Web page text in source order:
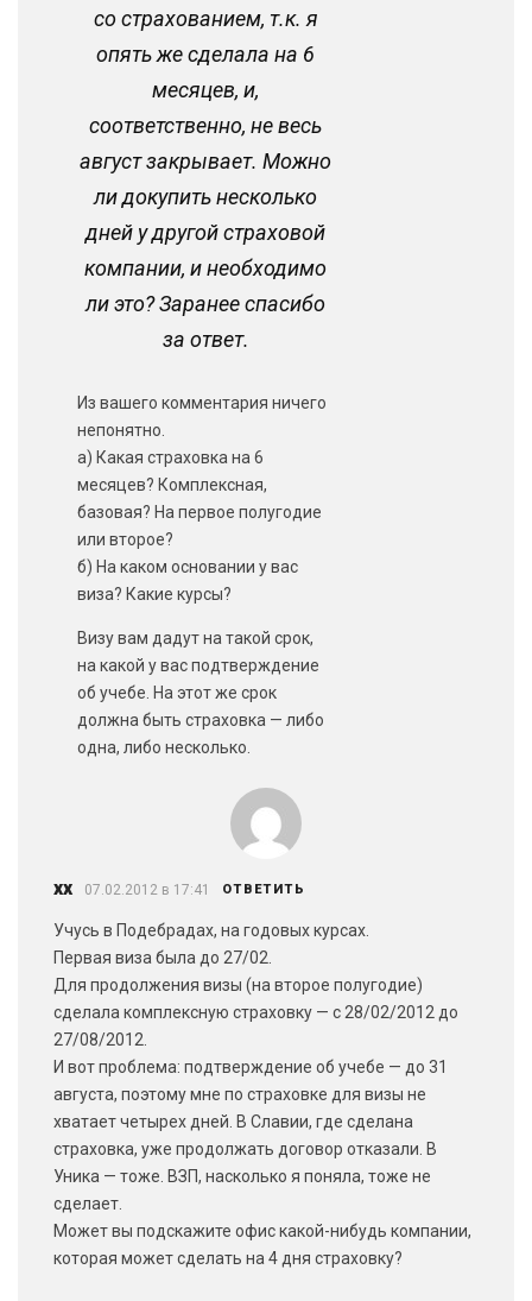
со страхованием, т.к. я
опять же сделала на 6
месяцев, и,
соответственно, не весь
август закрывает. Можно
ли докупить несколько
дней у другой страховой
компании, и необходимо
ли это? Заранее спасибо
за ответ.
Из вашего комментария ничего
непонятно.
а) Какая страховка на 6
месяцев? Комплексная,
базовая? На первое полугодие
или второе?
б) На каком основании у вас
виза? Какие курсы?
Визу вам дадут на такой срок,
на какой у вас подтверждение
об учебе. На этот же срок
должна быть страховка — либо
одна, либо несколько.
xx 07.02.2012 в 17:41 ОТВЕТИТЬ
Учусь в Подебрадах, на годовых курсах.
Первая виза была до 27/02.
Для продолжения визы (на второе полугодие)
сделала комплексную страховку — с 28/02/2012 до
27/08/2012.
И вот проблема: подтверждение об учебе — до 31
августа, поэтому мне по страховке для визы не
хватает четырех дней. В Славии, где сделана
страховка, уже продолжать договор отказали. В
Уника — тоже. ВЗП, насколько я поняла, тоже не
сделает.
Может вы подскажите офис какой-нибудь компании,
которая может сделать на 4 дня страховку?